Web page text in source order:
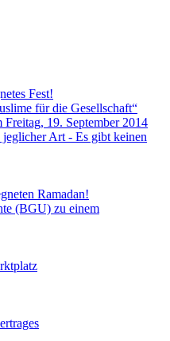
Fest!
für die Gesellschaft“
19. September 2014
Art - Es gibt keinen
Ramadan!
(BGU) zu einem